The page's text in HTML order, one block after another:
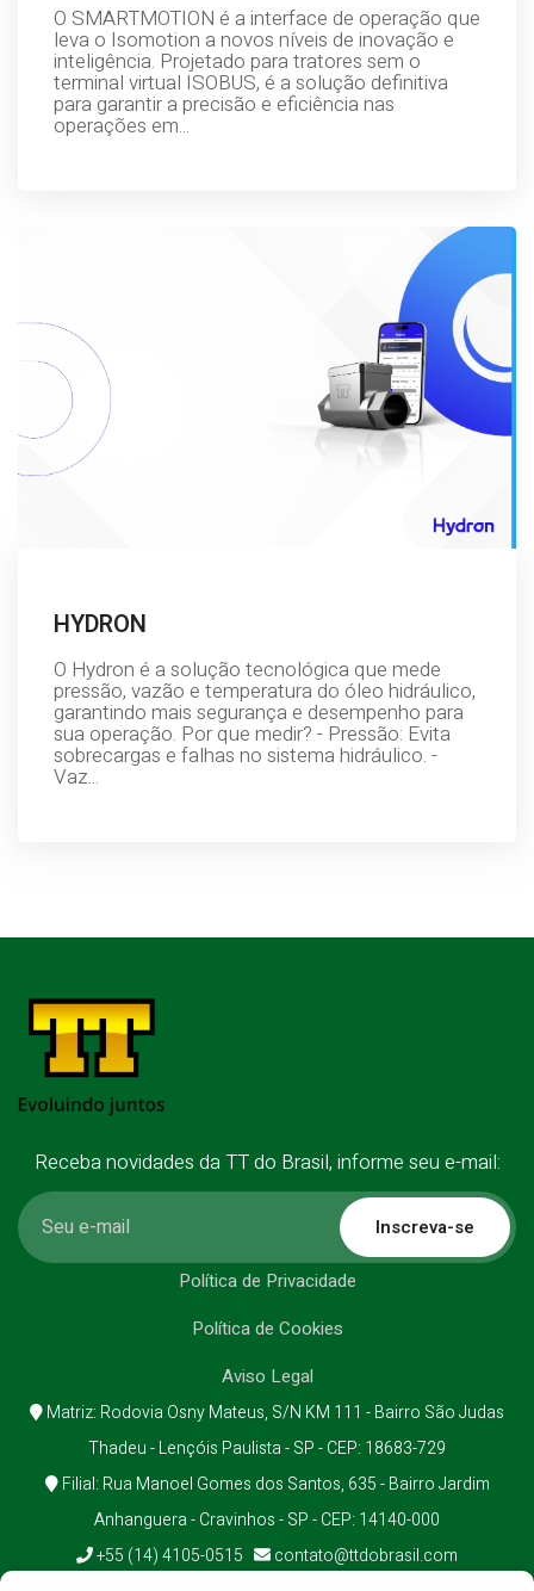
O SMARTMOTION é a interface de operação que
leva o Isomotion a novos níveis de inovação e
inteligência. Projetado para tratores sem o
terminal virtual ISOBUS, é a solução definitiva
para garantir a precisão e eficiência nas
operações em...
HYDRON
O Hydron é a solução tecnológica que mede
pressão, vazão e temperatura do óleo hidráulico,
garantindo mais segurança e desempenho para
sua operação. Por que medir? - Pressão: Evita
sobrecargas e falhas no sistema hidráulico. -
Vaz...
Receba novidades da TT do Brasil, informe seu e-mail:
Inscreva-se
Política de Privacidade
Política de Cookies
Aviso Legal
Matriz: Rodovia Osny Mateus, S/N KM 111 - Bairro São Judas
Thadeu - Lençóis Paulista - SP - CEP: 18683-729
Filial: Rua Manoel Gomes dos Santos, 635 - Bairro Jardim
Anhanguera - Cravinhos - SP - CEP: 14140-000
+55 (14) 4105-0515
contato@ttdobrasil.com